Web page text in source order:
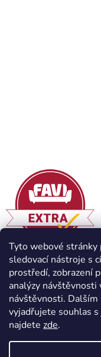
Tyto webové stránky
sledovací nástroje s
prostředí, zobrazení
analýzy
návštěvnosti.
vyjadřujete souhlas
najdete zde.